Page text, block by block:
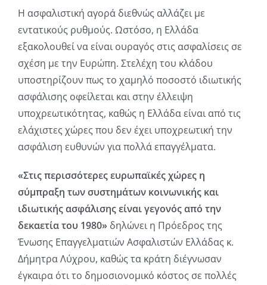
Η ασφαλιστική αγορά διεθνώς αλλάζει με
εντατικούς ρυθμούς. Ωστόσο, η Ελλάδα
εξακολουθεί να είναι ουραγός στις ασφαλίσεις σε
σχέση με την Ευρώπη. Στελέχη του κλάδου
υποστηρίζουν πως το χαμηλό ποσοστό ιδιωτικής
ασφάλισης οφείλεται και στην έλλειψη
υποχρεωτικότητας, καθώς η Ελλάδα είναι από τις
ελάχιστες χώρες που δεν έχει υποχρεωτική την
ασφάλιση ευθυνών για πολλά επαγγέλματα.
«Στις περισσότερες ευρωπαϊκές χώρες η
σύμπραξη των συστημάτων κοινωνικής και
ιδιωτικής ασφάλισης είναι γεγονός από την
δεκαετία του 1980» δηλώνει η Πρόεδρος της
Ένωσης Επαγγελματιών Ασφαλιστών Ελλάδας κ.
Δήμητρα Λύχρου, καθώς τα κράτη διέγνωσαν
έγκαιρα ότι το δημοσιονομικό κόστος σε πολλές